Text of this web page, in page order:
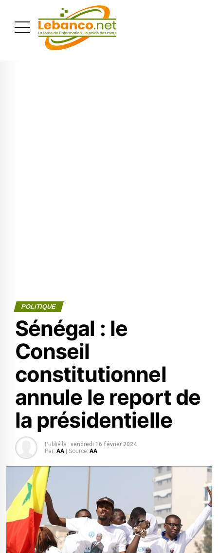
POLITIQUE
Sénégal : le
Conseil
constitutionnel
annule le report de
la présidentielle
Publié le : vendredi 16 février 2024
Par: AA | Source: AA